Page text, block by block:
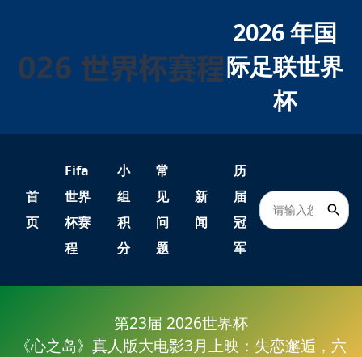
2026 年国
际足联世界
杯
首
页
Fifa
世界
杯赛
程
小
组
积
分
常
见
问
题
新
闻
历
届
冠
军
第23届 2026世界杯
《心之岛》真人版大电影3月上映：失恋邂逅，六